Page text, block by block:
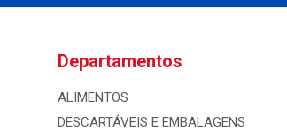
Departamentos
ALIMENTOS
DESCARTÁVEIS E EMBALAGENS